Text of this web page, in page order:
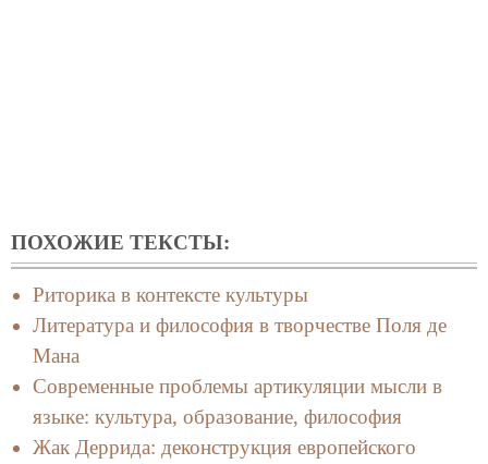
ПОХОЖИЕ ТЕКСТЫ:
Риторика в контексте культуры
Литература и философия в творчестве Поля де
Мана
Современные проблемы артикуляции мысли в
языке: культура, образование, философия
Жак Деррида: деконструкция европейского